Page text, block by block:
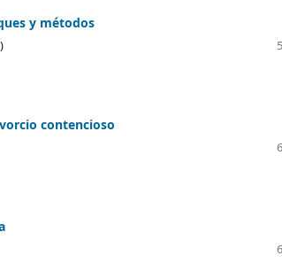
y métodos
contencioso